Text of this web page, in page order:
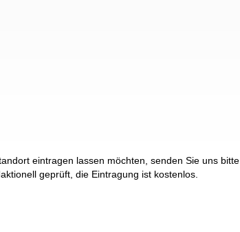
eintragen lassen möchten, senden Sie uns bitte
geprüft, die Eintragung ist kostenlos.